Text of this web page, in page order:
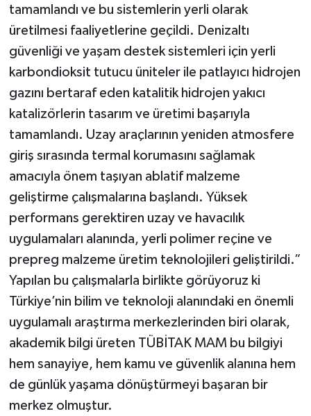
tamamlandı ve bu sistemlerin yerli olarak
üretilmesi faaliyetlerine geçildi. Denizaltı
güvenliği ve yaşam destek sistemleri için yerli
karbondioksit tutucu üniteler ile patlayıcı hidrojen
gazını bertaraf eden katalitik hidrojen yakıcı
katalizörlerin tasarım ve üretimi başarıyla
tamamlandı. Uzay araçlarının yeniden atmosfere
giriş sırasında termal korumasını sağlamak
amacıyla önem taşıyan ablatif malzeme
geliştirme çalışmalarına başlandı. Yüksek
performans gerektiren uzay ve havacılık
uygulamaları alanında, yerli polimer reçine ve
prepreg malzeme üretim teknolojileri geliştirildi.”
Yapılan bu çalışmalarla birlikte görüyoruz ki
Türkiye’nin bilim ve teknoloji alanındaki en önemli
uygulamalı araştırma merkezlerinden biri olarak,
akademik bilgi üreten TÜBİTAK MAM bu bilgiyi
hem sanayiye, hem kamu ve güvenlik alanına hem
de günlük yaşama dönüştürmeyi başaran bir
merkez olmuştur.